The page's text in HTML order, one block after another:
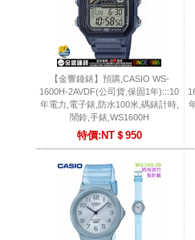
【金響鐘錶】預購,CASIO WS-
1600H-2AVDF(公司貨,保固1年):::10
年電力,電子錶,防水100米,碼錶計時,
鬧鈴,手錶,WS1600H
特價:NT＄950